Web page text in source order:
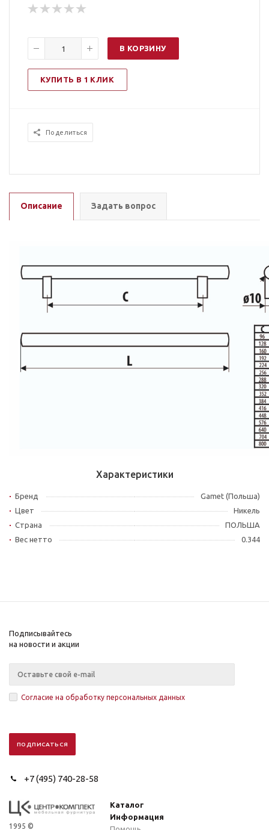
В КОРЗИНУ
КУПИТЬ В 1 КЛИК
Поделиться
Описание Задать вопрос
Характеристики
Бренд
Gamet (Польша)
Цвет
Никель
Страна
ПОЛЬША
Вес нетто
0.344
Подписывайтесь
на новости и акции
Согласие на обработку персональных данных
+7 (495) 740-28-58
1995 ©
Каталог
Информация